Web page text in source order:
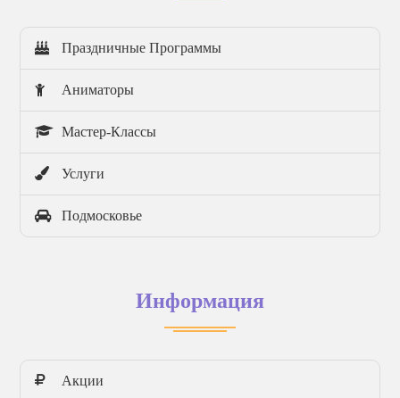
Праздничные Программы
Аниматоры
Мастер-Классы
Услуги
Подмосковье
Информация
Акции